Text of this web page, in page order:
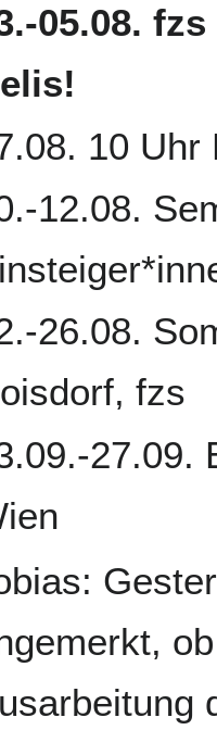
05.08.
10 Uhr
12.08.
26.08.
fzs
27.09.